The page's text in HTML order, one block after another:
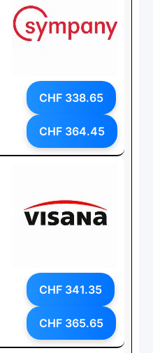
CHF 338.65
CHF 364.45
CHF 341.35
CHF 365.65